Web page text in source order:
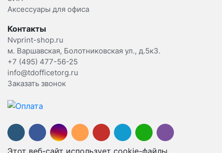
Аксессуары для офиса
Контакты
Nvprint-shop.ru
м. Варшавская, Болотниковская ул., д.5к3.
+7 (495) 477-56-25
info@tdofficetorg.ru
Заказать звонок